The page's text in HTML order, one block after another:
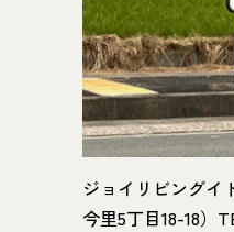
ジョイリビングイ
今里5丁目18-18）